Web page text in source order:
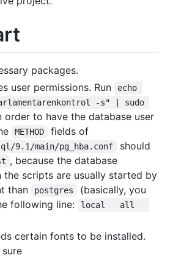
packages.
user permissions. Run
echo
-s" | sudo
order to have the database user
METHOD fields of
9.1/main/pg_hba.conf
should
, because the database
the scripts are usually started by
than
postgres
(basically, you
following line:
local   all
certain fonts to be installed.